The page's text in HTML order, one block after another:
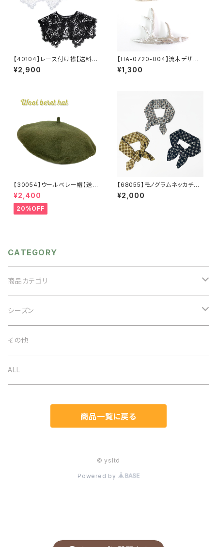
【40104】レース付け襟【送料無
料】トレンド ビッグつけ襟 フ
リーサイズ レース襟 カットワ
ケージョン
¥2,900
【HA-0720-004】流木デザイ
ンバレッタ【送料無料】ゴール
ド シルバー ヘアアクセ メ
¥1,300
【30054】ウールベレー帽【送料
無料】帽子 カーキ グリー
ン 秋冬 フェルトベレー レト
ロ 無地 チョボ シンプル
¥2,400
20%OFF
【68055】モノグラムネッカチー
フ【送料無料】花柄 スカーフ
ネックウェア プリントスカー
¥2,000
CATEGORY
商品カテゴリ
アクセサリー
ネックレス
イヤリング
バッグ
ベルト
シーズン
オケージョン
春夏
その他
ALL
商品一覧に戻る
© ysltd
Powered by